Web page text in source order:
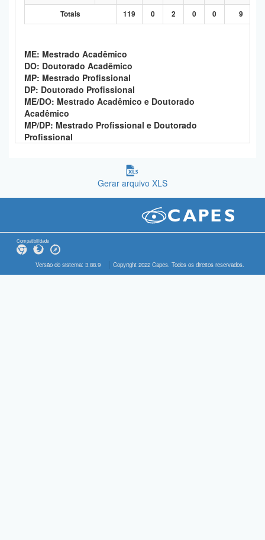
Totais 119 0 2 0 0 9
ME: Mestrado Acadêmico
DO: Doutorado Acadêmico
MP: Mestrado Profissional
DP: Doutorado Profissional
ME/DO: Mestrado Acadêmico e Doutorado
Acadêmico
MP/DP: Mestrado Profissional e Doutorado
Profissional
Gerar arquivo XLS
Compatibilidade
Versão do sistema: 3.88.9 Copyright 2022 Capes. Todos os direitos reservados.